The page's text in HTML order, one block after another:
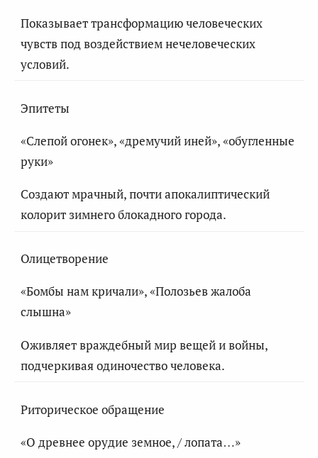
Показывает трансформацию человеческих
чувств под воздействием нечеловеческих
условий.
Эпитеты
«Слепой огонек», «дремучий иней», «обугленные
руки»
Создают мрачный, почти апокалиптический
колорит зимнего блокадного города.
Олицетворение
«Бомбы нам кричали», «Полозьев жалоба
слышна»
Оживляет враждебный мир вещей и войны,
подчеркивая одиночество человека.
Риторическое обращение
«О древнее орудие земное, / лопата…»